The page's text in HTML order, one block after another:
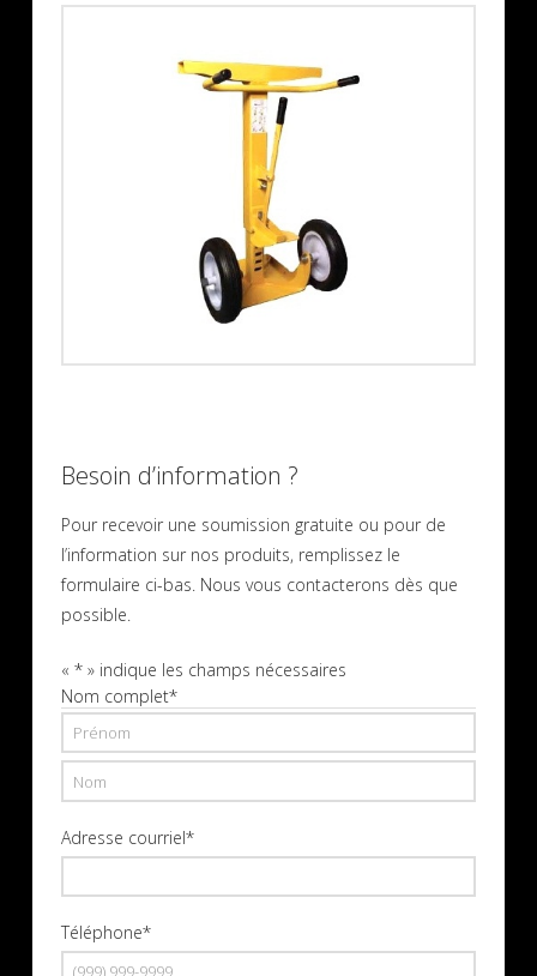
Besoin d’information ?
Pour recevoir une soumission gratuite ou pour de
l’information sur nos produits, remplissez le
formulaire ci-bas. Nous vous contacterons dès que
possible.
« *» indique les champs nécessaires
Nom complet*
Prénom
Adresse courriel*
Téléphone*